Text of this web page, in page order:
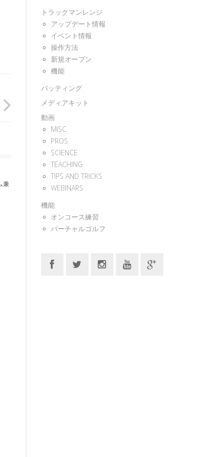
兼
トラックマンレンジ
アップデート情報
イベント情報
操作方法
新規オープン
機能
パッティング
メディアキット
動画
MISC
PROS
SCIENCE
TEACHING
TIPS AND TRICKS
WEBINARS
機能
オンコース練習
バーチャルゴルフ